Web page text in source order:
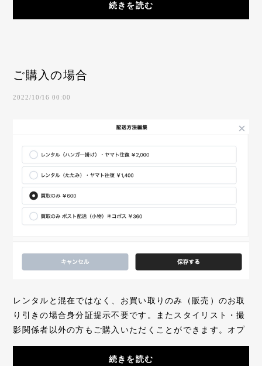
続きを読む
ご購入の場合
2022/10/16 00:00
レンタルと混在ではなく、お買い取りのみ（販売）のお取
り引きの場合身分証提示不要です。またスタイリスト・撮
影関係者以外の方もご購入いただくことができます。オプ
ション選択で買取をご選択ください。買取料...
続きを読む